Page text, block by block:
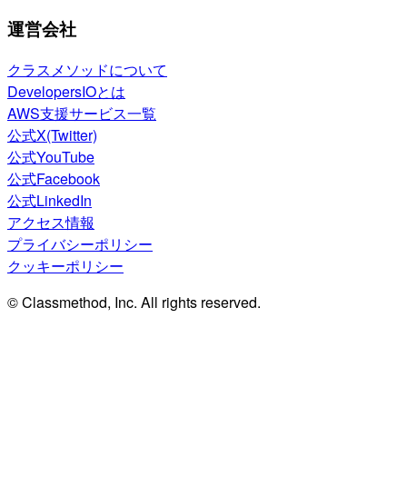
運営会社
クラスメソッドについて
DevelopersIOとは
AWS支援サービス一覧
公式X(Twitter)
公式YouTube
公式Facebook
公式LinkedIn
アクセス情報
プライバシーポリシー
クッキーポリシー
© Classmethod, Inc. All rights reserved.